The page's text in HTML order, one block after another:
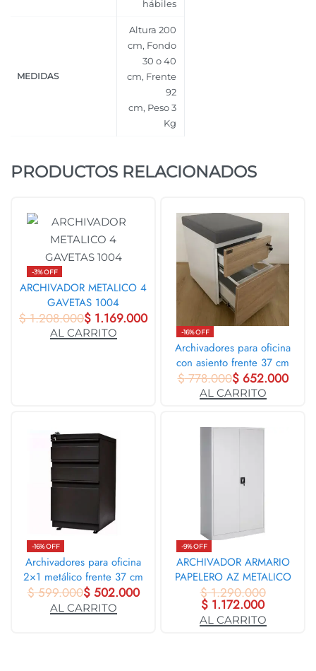
hábiles
MEDIDAS
Altura 200
cm, Fondo
30 o 40
cm, Frente
92
cm, Peso 3
Kg
PRODUCTOS RELACIONADOS
-3% OFF
ARCHIVADOR METALICO 4
GAVETAS 1004
$1.208.000$ 1.169.000
AL CARRITO -16% OFF
Archivadores para oficina
con asiento frente 37 cm
$778.000$652.000
AL CARRITO
-16% OFF
Archivadores para oficina
2×1 metálico frente 37 cm
$599.000$502.000
AL CARRITO
-9% OFF
ARCHIVADOR ARMARIO
PAPELERO AZ METALICO
1005
$1.290.000
$ 1.172.000
AL CARRITO